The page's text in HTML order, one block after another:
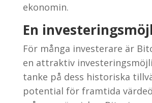
ekonomin.
En
För många investerare är
en attraktiv
tanke på dess historiska
potential för framtida